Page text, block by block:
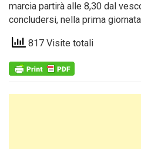
marcia partirà alle 8,30 dal
concludersi, nella prima
817 Visite totali